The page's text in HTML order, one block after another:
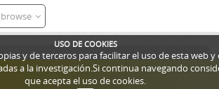
USO DE COOKIES
y de terceros para facilitar el uso de esta web
a la investigación.Si continua navegando
que acepta el uso de cookies.
browse